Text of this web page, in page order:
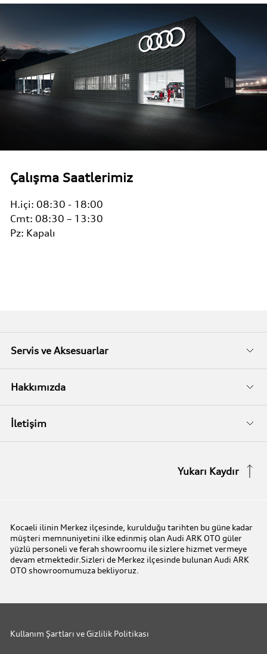
Çalışma Saatlerimiz
H.içi: 08:30 - 18:00
Cmt: 08:30 – 13:30
Pz: Kapalı
Servis ve Aksesuarlar
Audi Garanti
Audi Kasko
Audi Express Servis
Hakkımızda
Biz Kimiz?
İletişim
Yukarı Kaydır
Kocaeli ilinin Merkez ilçesinde, kurulduğu tarihten bu güne kadar
müşteri memnuniyetini ilke edinmiş olan Audi ARK OTO güler
yüzlü personeli ve ferah showroomu ile sizlere hizmet vermeye
devam etmektedir.Sizleri de Merkez ilçesinde bulunan Audi ARK
OTO showroomumuza bekliyoruz.
Kullanım Şartları ve Gizlilik Politikası